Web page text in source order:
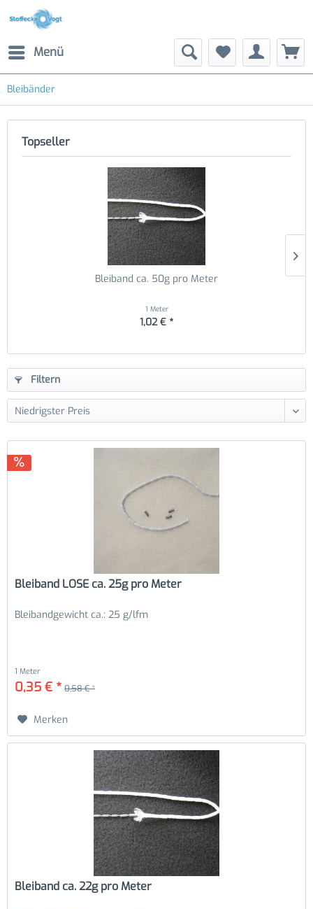
Menü
Bleibänder
Topseller
Bleiband ca. 50g pro Meter
1 Meter
1,02 € *
Filtern
Bleiband LOSE ca. 25g pro Meter
Bleibandgewicht ca.: 25 g/lfm
1 Meter
0,35 € * 0,58 € *
Merken
Bleiband ca. 22g pro Meter